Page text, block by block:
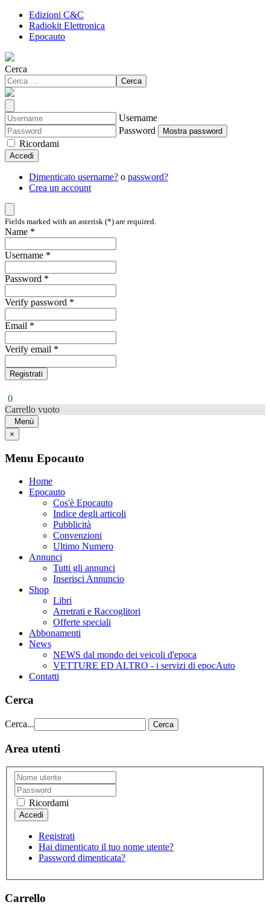
Edizioni C&C
Radiokit Elettronica
Epocauto
Cerca
Cerca
Username
Password
Mostra password
Ricordami
Accedi
Dimenticato username? o password?
Crea un account
Fields marked with an asterisk (*) are required.
Name *
Username *
Password *
Verify password *
Email *
Verify email *
Registrati
0
Carrello vuoto
Menù
×
Menu Epocauto
Home
Epocauto
Cos'è Epocauto
Indice degli articoli
Pubblicità
Convenzioni
Ultimo Numero
Annunci
Tutti gli annunci
Inserisci Annuncio
Shop
Libri
Arretrati e Raccoglitori
Offerte speciali
Abbonamenti
News
NEWS dal mondo dei veicoli d'epoca
VETTURE ED ALTRO - i servizi di epocAuto
Contatti
Cerca
Cerca... Cerca
Area utenti
Ricordami
Registrati
Hai dimenticato il tuo nome utente?
Password dimenticata?
Carrello